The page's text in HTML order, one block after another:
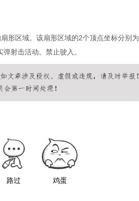
形区域。该扇形区域的2个顶点坐标分别为
射击活动。禁止驶入。
路过 鸡蛋